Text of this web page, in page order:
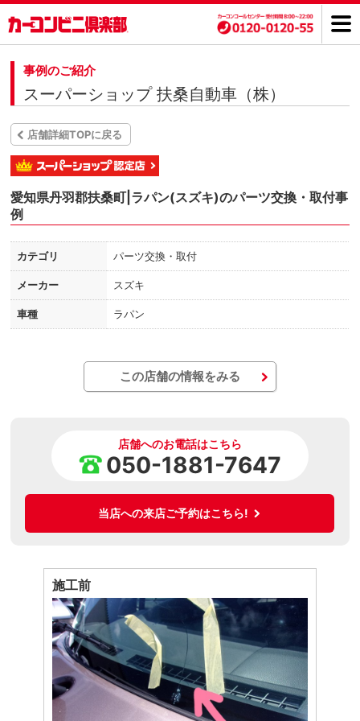
事例のご紹介
スーパーショップ 扶桑自動車（株）
店舗詳細TOPに戻る
愛知県丹羽郡扶桑町|ラパン(スズキ)のパーツ交換・取付事
例
カテゴリ パーツ交換・取付
メーカー スズキ
車種 ラパン
この店舗の情報をみる
店舗へのお電話はこちら
050-1881-7647
当店への来店ご予約はこちら!
施工前